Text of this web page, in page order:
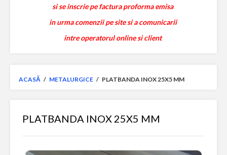
si se inscrie pe factura proforma emisa
in urma comenzii pe site si a comunicarii
intre operatorul online si client
ACASĂ / METALURGICE / PLATBANDA INOX 25X5 MM
PLATBANDA INOX 25X5 MM